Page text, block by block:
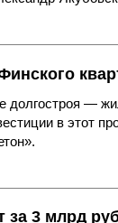
долгостроя —
в этот
3 млрд